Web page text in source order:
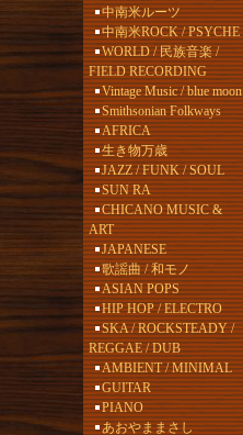
中南米ルーツ
中南米ROCK / PSYCHE
WORLD / 民族音楽 /
FIELD RECORDING
Vintage Music / blue moon
Smithsonian Folkways
AFRICA
生き物万歳
JAZZ / FUNK / SOUL
SUN RA
CHICANO MUSIC &
ART
JAPANESE
歌謡曲 / 和モノ
ASIAN POPS
HIP HOP / ELECTRO
SKA / ROCKSTEADY /
REGGAE / DUB
AMBIENT / MINIMAL
GUITAR
PIANO
あおやままさし